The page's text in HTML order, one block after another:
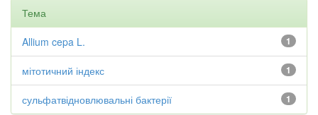
Тема
1
Allium cepa L.
1
мітотичний індекс
1
сульфатвідновлювальні бактерії